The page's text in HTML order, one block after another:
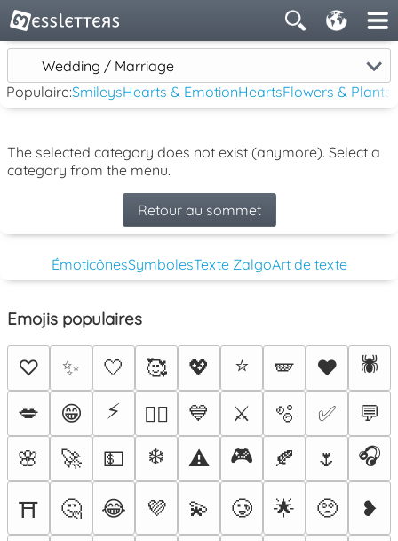
Wedding / Marriage
Populaire:SmileysHearts & EmotionHeartsFlowers & Plants
The selected category does not exist (anymore). Select a
category from the menu.
Retour au sommet
ÉmoticônesSymbolesTexte ZalgoArt de texte
Emojis populaires
♡ ✨ 🤍 🥰 💖 ⭐ 🪽 ♥️
🕷️
💋
😁 ⚡ ❤️‍🔥 💙 ⚔️ 🫧 ✅
💬
🌸
🚀 💵 ❄️ ⚠️ 🎮 🍂 🌷 🎧
⛩️ 🤔 😂 💜 💫 🥲 🌟 🥺
❥